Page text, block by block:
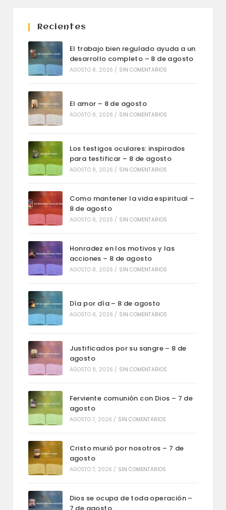
Recientes
El trabajo bien regulado ayuda a un
desarrollo completo – 8 de agosto
AGOSTO 8, 2026 / SIN COMENTARIOS
El amor – 8 de agosto
AGOSTO 8, 2026 / SIN COMENTARIOS
Los testigos oculares: inspirados
para testificar – 8 de agosto
AGOSTO 8, 2026 / SIN COMENTARIOS
Como mantener la vida espiritual –
8 de agosto
AGOSTO 8, 2026 / SIN COMENTARIOS
Honradez en los motivos y las
acciones – 8 de agosto
AGOSTO 8, 2026 / SIN COMENTARIOS
Día por día – 8 de agosto
AGOSTO 8, 2026 / SIN COMENTARIOS
Justificados por su sangre – 8 de
agosto
AGOSTO 8, 2026 / SIN COMENTARIOS
Ferviente comunión con Dios – 7 de
agosto
AGOSTO 7, 2026 / SIN COMENTARIOS
Cristo murió por nosotros – 7 de
agosto
AGOSTO 7, 2026 / SIN COMENTARIOS
Dios se ocupa de toda operación –